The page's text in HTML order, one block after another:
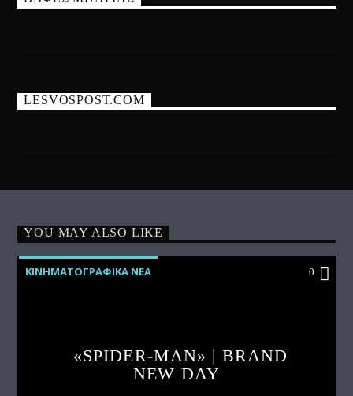
LESVOSPOST.COM
YOU MAY ALSO LIKE
ΚΙΝΗΜΑΤΟΓΡΑΦΙΚΑ ΝΕΑ 0
«SPIDER-MAN» | BRAND
NEW DAY